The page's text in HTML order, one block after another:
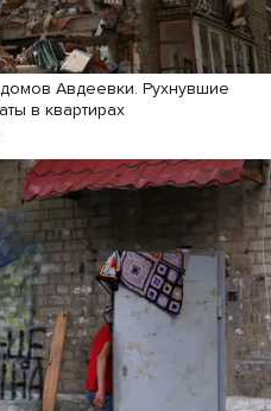
Авдеевки. Рухнувшие
в квартирах